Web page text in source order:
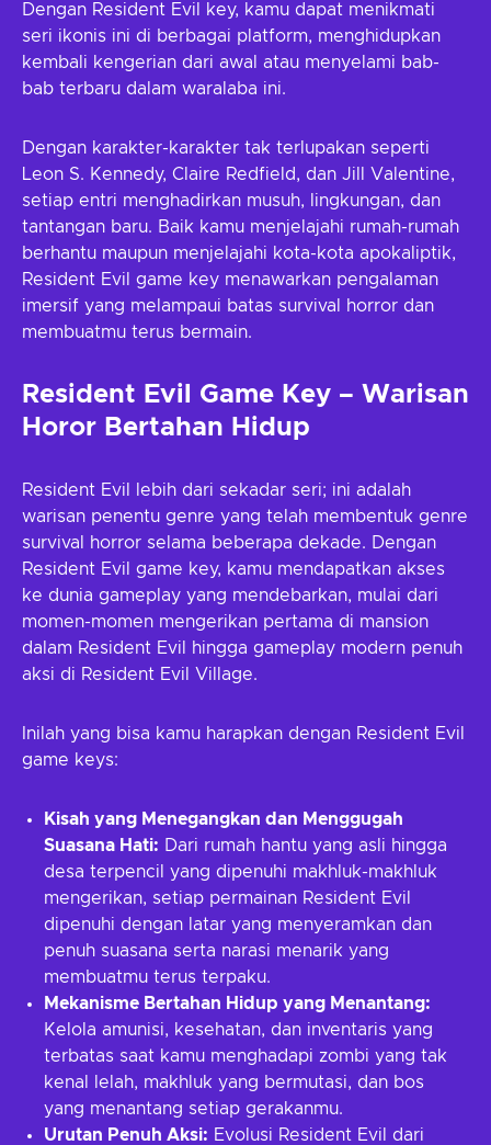
Dengan Resident Evil key, kamu dapat menikmati
seri ikonis ini di berbagai platform, menghidupkan
kembali kengerian dari awal atau menyelami bab-
bab terbaru dalam waralaba ini.
Dengan karakter-karakter tak terlupakan seperti
Leon S. Kennedy, Claire Redfield, dan Jill Valentine,
setiap entri menghadirkan musuh, lingkungan, dan
tantangan baru. Baik kamu menjelajahi rumah-rumah
berhantu maupun menjelajahi kota-kota apokaliptik,
Resident Evil game key menawarkan pengalaman
imersif yang melampaui batas survival horror dan
membuatmu terus bermain.
Resident Evil Game Key – Warisan
Horor Bertahan Hidup
Resident Evil lebih dari sekadar seri; ini adalah
warisan penentu genre yang telah membentuk genre
survival horror selama beberapa dekade. Dengan
Resident Evil game key, kamu mendapatkan akses
ke dunia gameplay yang mendebarkan, mulai dari
momen-momen mengerikan pertama di mansion
dalam Resident Evil hingga gameplay modern penuh
aksi di Resident Evil Village.
Inilah yang bisa kamu harapkan dengan Resident Evil
game keys:
Kisah yang Menegangkan dan Menggugah
Suasana Hati: Dari rumah hantu yang asli hingga
desa terpencil yang dipenuhi makhluk-makhluk
mengerikan, setiap permainan Resident Evil
dipenuhi dengan latar yang menyeramkan dan
penuh suasana serta narasi menarik yang
membuatmu terus terpaku.
Mekanisme Bertahan Hidup yang Menantang:
Kelola amunisi, kesehatan, dan inventaris yang
terbatas saat kamu menghadapi zombi yang tak
kenal lelah, makhluk yang bermutasi, dan bos
yang menantang setiap gerakanmu.
Urutan Penuh Aksi: Evolusi Resident Evil dari